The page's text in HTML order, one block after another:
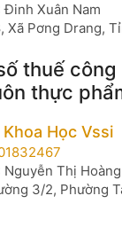
Đinh Xuân Nam
Xã Pơng Drang,
thuế
thực
Học Vssi
Nguyễn Thị
3/2, Phường